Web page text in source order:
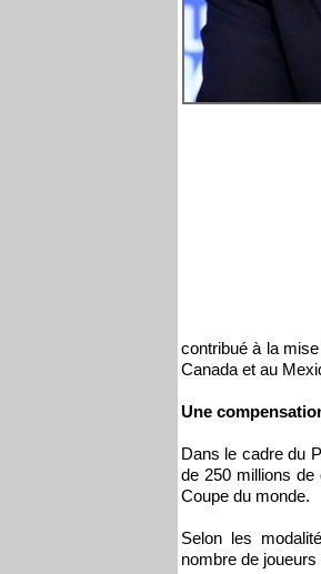
contribué à la
Canada et au
Une
Dans le cadre du
de 250 millions de
Coupe du monde.
Selon les
nombre de